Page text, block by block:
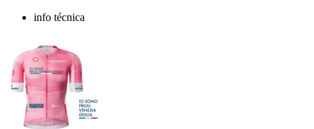
info técnica